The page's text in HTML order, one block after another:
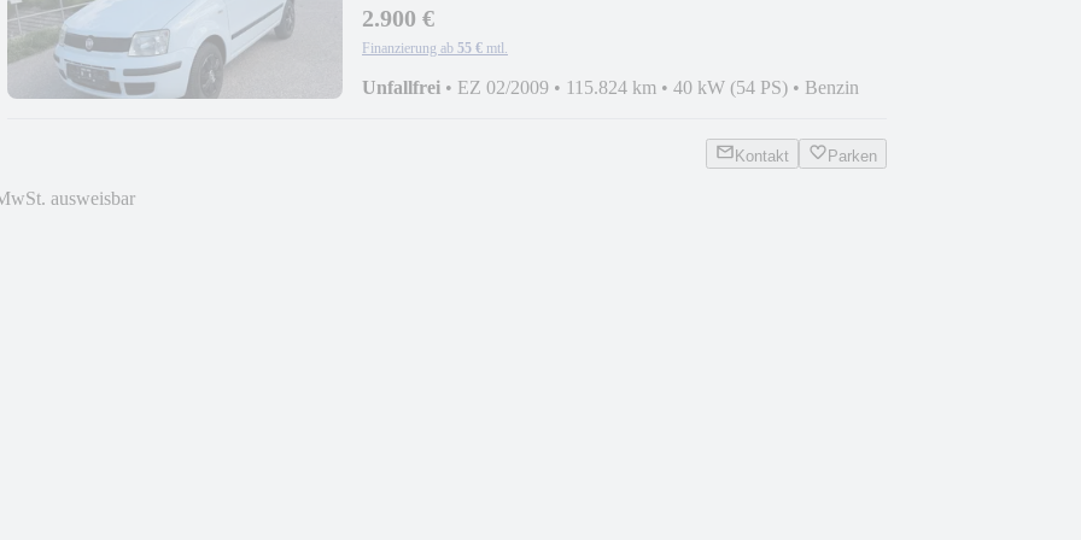
2.900 €
Finanzierung ab 55 € mtl.
Unfallfrei • EZ 02/2009 • 115.824 km • 40 kW (54 PS) • Benzin
Kontakt Parken
ausweisbar